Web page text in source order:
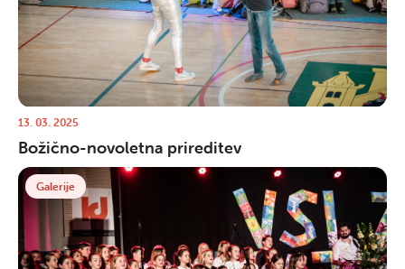
13. 03. 2025
Božično-novoletna prireditev
Galerije